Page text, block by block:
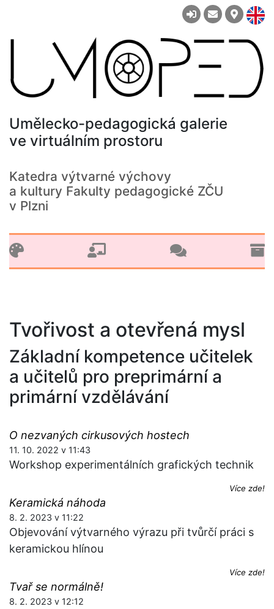
Umělecko-pedagogická galerie
ve virtuálním prostoru
Katedra výtvarné výchovy
a kultury Fakulty pedagogické ZČU
v Plzni
Tvořivost a otevřená mysl
Základní kompetence učitelek
a učitelů pro preprimární a
primární vzdělávání
O nezvaných cirkusových hostech
11. 10. 2022 v 11:43
Workshop experimentálních grafických technik
Více zde!
Keramická náhoda
8. 2. 2023 v 11:22
Objevování výtvarného výrazu při tvůrčí práci s
keramickou hlínou
Více zde!
Tvař se normálně!
8. 2. 2023 v 12:12